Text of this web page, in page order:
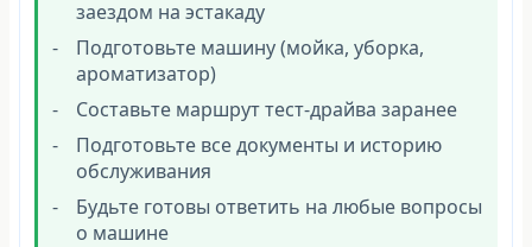
заездом на эстакаду
Подготовьте машину (мойка, уборка,
ароматизатор)
Составьте маршрут тест-драйва заранее
Подготовьте все документы и историю
обслуживания
Будьте готовы ответить на любые вопросы
о машине